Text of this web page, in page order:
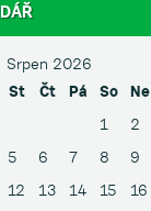
Srpen 2026
St Čt Pá So
Ne
1
2
5 6 7 8
9
12 13 14 15
16